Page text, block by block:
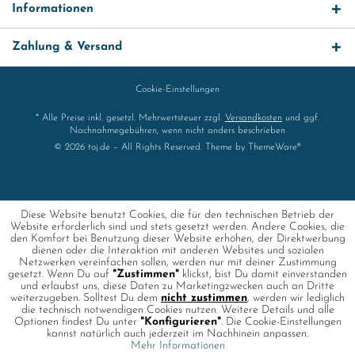
Informationen
Zahlung & Versand
Cookie-Einstellungen
* Alle Preise inkl. gesetzl. Mehrwertsteuer zzgl. Versandkosten und ggf.
Nachnahmegebühren, wenn nicht anders beschrieben
© 2026 toj.de – All Rights Reserved. Theme by
ThemeWare®
Diese Website benutzt Cookies, die für den technischen Betrieb der
Website erforderlich sind und stets gesetzt werden. Andere Cookies, die
den Komfort bei Benutzung dieser Website erhöhen, der Direktwerbung
dienen oder die Interaktion mit anderen Websites und sozialen
Netzwerken vereinfachen sollen, werden nur mit deiner Zustimmung
gesetzt. Wenn Du auf "Zustimmen" klickst, bist Du damit einverstanden
und erlaubst uns, diese Daten zu Marketingzwecken auch an Dritte
weiterzugeben. Solltest Du dem nicht zustimmen, werden wir lediglich
die technisch notwendigen Cookies nutzen. Weitere Details und alle
Optionen findest Du unter "Konfigurieren". Die Cookie-Einstellungen
kannst natürlich auch jederzeit im Nachhinein anpassen.
Mehr Informationen